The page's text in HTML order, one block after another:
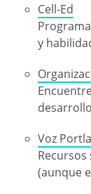
Cell-Ed
y
Voz
(aunque